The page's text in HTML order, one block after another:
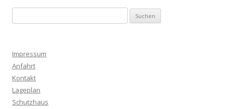
nach:
Impressum
Anfahrt
Kontakt
Lageplan
Schutzhaus